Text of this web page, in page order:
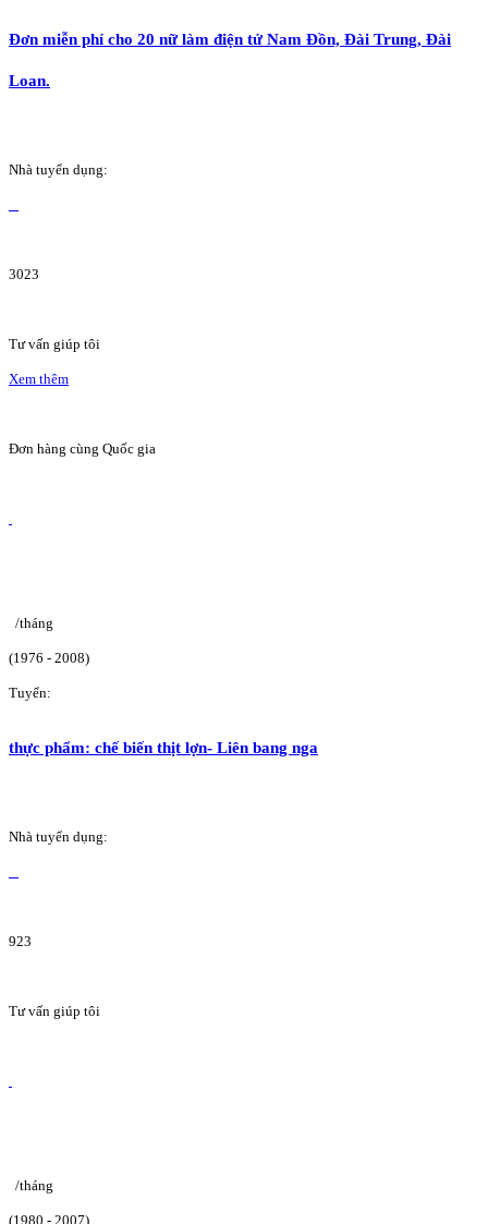
Đơn miễn phí cho 20 nữ làm điện tử Nam Đồn, Đài Trung, Đài
Loan.
Nhà tuyển dụng:
3023
Tư vấn giúp tôi
Xem thêm
Đơn hàng cùng Quốc gia
/tháng
(1976 - 2008)
Tuyển:
thực phẩm: chế biến thịt lợn- Liên bang nga
Nhà tuyển dụng:
923
Tư vấn giúp tôi
/tháng
(1980 - 2007)